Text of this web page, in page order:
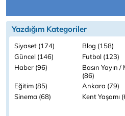
Yazdığım Kategoriler
Siyaset (174)
Blog (158)
Güncel (146)
Futbol (123)
Haber (96)
Basın Yayın /
(86)
Eğitim (85)
Ankara (79)
Sinema (68)
Kent Yaşamı